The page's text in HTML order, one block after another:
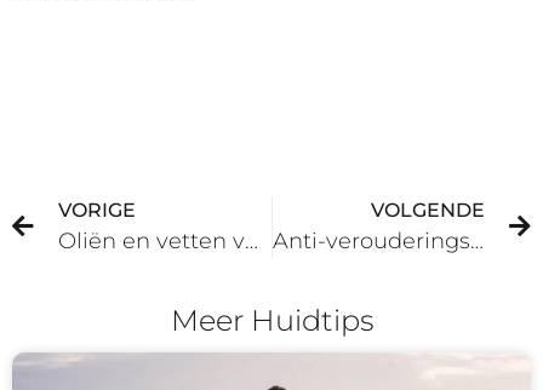
VORIGE
Oliën en vetten voor een gezonde huid
VOLGENDE
Anti-verouderingsproducten
Meer Huidtips